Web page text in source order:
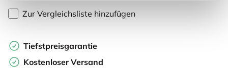
Zur Vergleichsliste hinzufügen
Tiefstpreisgarantie
Kostenloser Versand